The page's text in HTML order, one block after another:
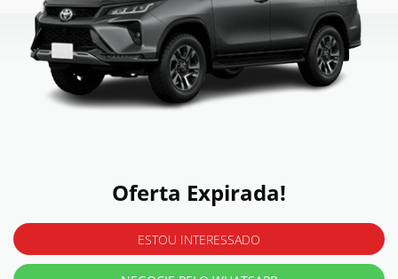
Oferta Expirada!
ESTOU INTERESSADO